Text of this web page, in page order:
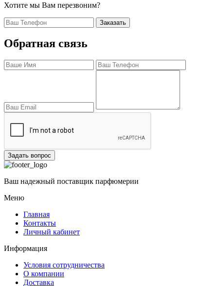
Хотите мы Вам перезвоним?
Заказать
Обратная связь
Задать вопрос
Ваш надежный поставщик парфюмерии
Меню
Главная
Контакты
Личный кабинет
Информация
Условия сотрудничества
О компании
Доставка